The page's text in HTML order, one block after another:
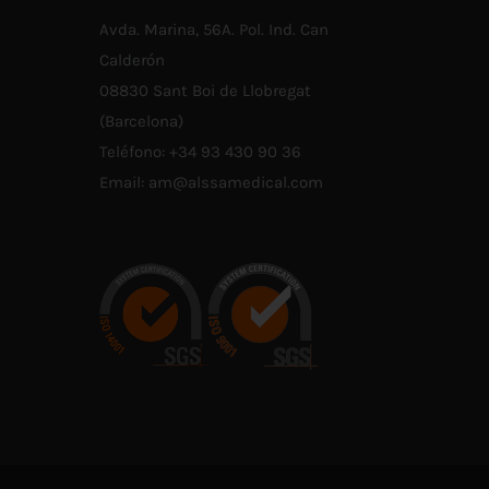
Avda. Marina, 56A. Pol. Ind. Can
Calderón
08830 Sant Boi de Llobregat
(Barcelona)
Teléfono: +34 93 430 90 36
Email: am@alssamedical.com